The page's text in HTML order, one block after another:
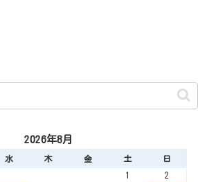
2026年8月
水 木 金 土
日
1
2